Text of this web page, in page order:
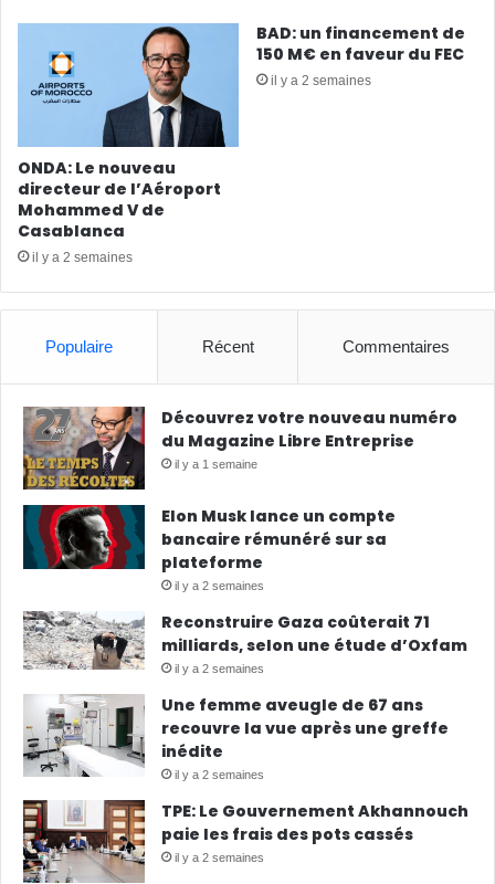
ONDA: Le nouveau
directeur de l’Aéroport
Mohammed V de
Casablanca
il y a 2 semaines
BAD: un financement de
150 M€ en faveur du FEC
il y a 2 semaines
Populaire Récent Commentaires
Découvrez votre nouveau numéro
du Magazine Libre Entreprise
il y a 1 semaine
Elon Musk lance un compte
bancaire rémunéré sur sa
plateforme
il y a 2 semaines
Reconstruire Gaza coûterait 71
milliards, selon une étude d’Oxfam
il y a 2 semaines
Une femme aveugle de 67 ans
recouvre la vue après une greffe
inédite
il y a 2 semaines
TPE: Le Gouvernement Akhannouch
paie les frais des pots cassés
il y a 2 semaines